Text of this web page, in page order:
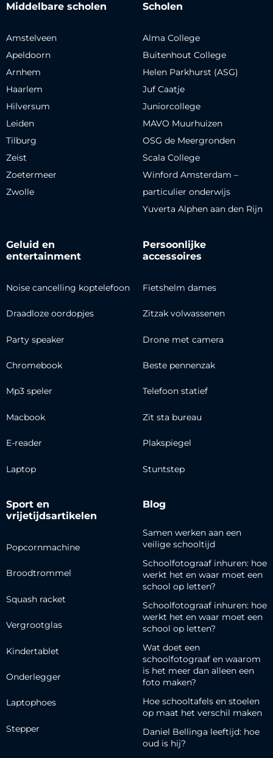
Middelbare scholen
Amstelveen
Apeldoorn
Arnhem
Haarlem
Hilversum
Leiden
Tilburg
Zeist
Zoetermeer
Zwolle
Scholen
Alma College
Buitenhout College
Helen Parkhurst (ASG)
Juf Caatje
Juniorcollege
MAVO Muurhuizen
OSG de Meergronden
Scala College
Winford Amsterdam –
particulier onderwijs
Yuverta Alphen aan den Rijn
Geluid en
entertainment
Noise cancelling koptelefoon
Draadloze oordopjes
Party speaker
Chromebook
Mp3 speler
Macbook
E-reader
Laptop
Persoonlijke
accessoires
Fietshelm dames
Zitzak volwassenen
Drone met camera
Beste pennenzak
Telefoon statief
Zit sta bureau
Plakspiegel
Stuntstep
Sport en
vrijetijdsartikelen
Popcornmachine
Broodtrommel
Squash racket
Vergrootglas
Kindertablet
Onderlegger
Laptophoes
Stepper
Blog
Samen werken aan een
veilige schooltijd
Schoolfotograaf inhuren: hoe
werkt het en waar moet een
school op letten?
Schoolfotograaf inhuren: hoe
werkt het en waar moet een
school op letten?
Wat doet een
schoolfotograaf en waarom
is het meer dan alleen een
foto maken?
Hoe schooltafels en stoelen
op maat het verschil maken
Daniel Bellinga leeftijd: hoe
oud is hij?